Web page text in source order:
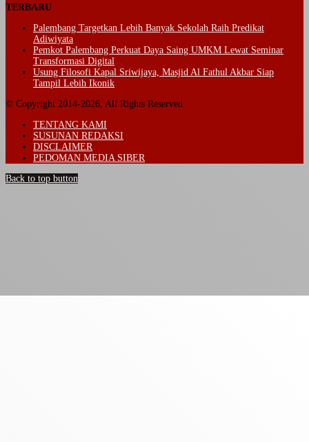
TERBARU
Palembang Targetkan Lebih Banyak Sekolah Raih Predikat
Adiwiyata
Pemkot Palembang Perkuat Daya Saing UMKM Lewat Seminar
Transformasi Digital
Usung Filosofi Kapal Sriwijaya, Masjid Al Fathul Akbar Siap
Tampil Lebih Ikonik
© Copyright 2014-2026, All Rights Reserved
TENTANG KAMI
SUSUNAN REDAKSI
DISCLAIMER
PEDOMAN MEDIA SIBER
Back to top button